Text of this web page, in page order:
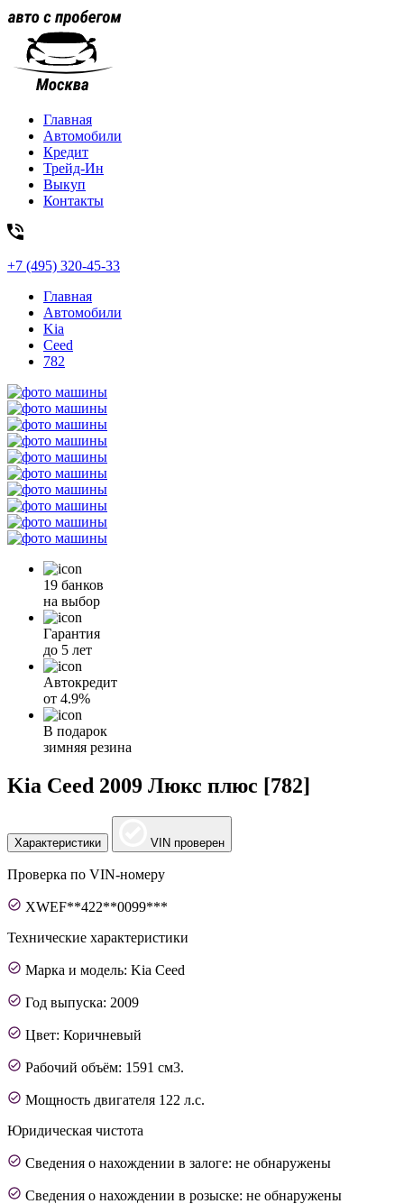
Главная
Автомобили
Кредит
Трейд-Ин
Выкуп
Контакты
+7 (495) 320-45-33
Главная
Автомобили
Kia
Ceed
782
19 банков
на выбор
Гарантия
до 5 лет
Автокредит
от 4.9%
В подарок
зимняя резина
Kia Ceed 2009 Люкс плюс [782]
Характеристики VIN проверен
Проверка по VIN-номеру
XWEF**422**0099***
Технические характеристики
Марка и модель: Kia Ceed
Год выпуска: 2009
Цвет: Коричневый
Рабочий объём: 1591 см3.
Мощность двигателя 122 л.с.
Юридическая чистота
Сведения о нахождении в залоге: не обнаружены
Сведения о нахождении в розыске: не обнаружены